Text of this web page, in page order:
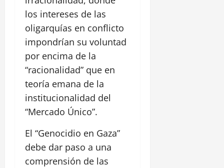
los intereses de las
oligarquías en conflicto
impondrían su voluntad
por encima de la
“racionalidad” que en
teoría emana de la
institucionalidad del
“Mercado Único”.
El “Genocidio en Gaza”
debe dar paso a una
comprensión de las